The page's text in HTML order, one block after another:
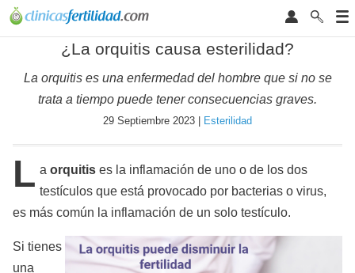
¿La orquitis causa esterilidad?
La orquitis es una enfermedad del hombre que si no se
trata a tiempo puede tener consecuencias graves.
29 Septiembre 2023 | Esterilidad
L a orquitises la inflamación de uno o de los dos
testículos que está provocado por bacterias o virus,
es más común la inflamación de un solo testículo.
Si tienes
una